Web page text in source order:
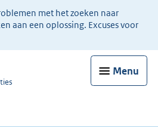
met het zoeken naar
aan een oplossing. Excuses voor
Menu